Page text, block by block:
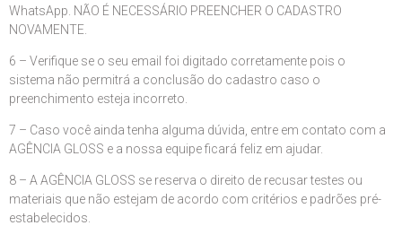
WhatsApp. NÃO É NECESSÁRIO PREENCHER O CADASTRO
NOVAMENTE.
6 – Verifique se o seu email foi digitado corretamente pois o
sistema não permitrá a conclusão do cadastro caso o
preenchimento esteja incorreto.
7 – Caso você ainda tenha alguma dúvida, entre em contato com a
AGÊNCIA GLOSS e a nossa equipe ficará feliz em ajudar.
8 – A AGÊNCIA GLOSS se reserva o direito de recusar testes ou
materiais que não estejam de acordo com critérios e padrões pré-
estabelecidos.